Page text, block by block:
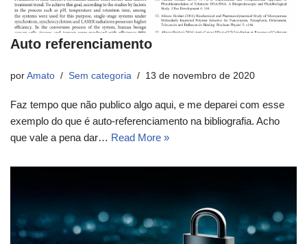
Auto referenciamento
por Amato Sem categoria 13 de novembro de 2020
Faz tempo que não publico algo aqui, e me deparei com esse
exemplo do que é auto-referenciamento na bibliografia. Acho
que vale a pena dar… Read More »